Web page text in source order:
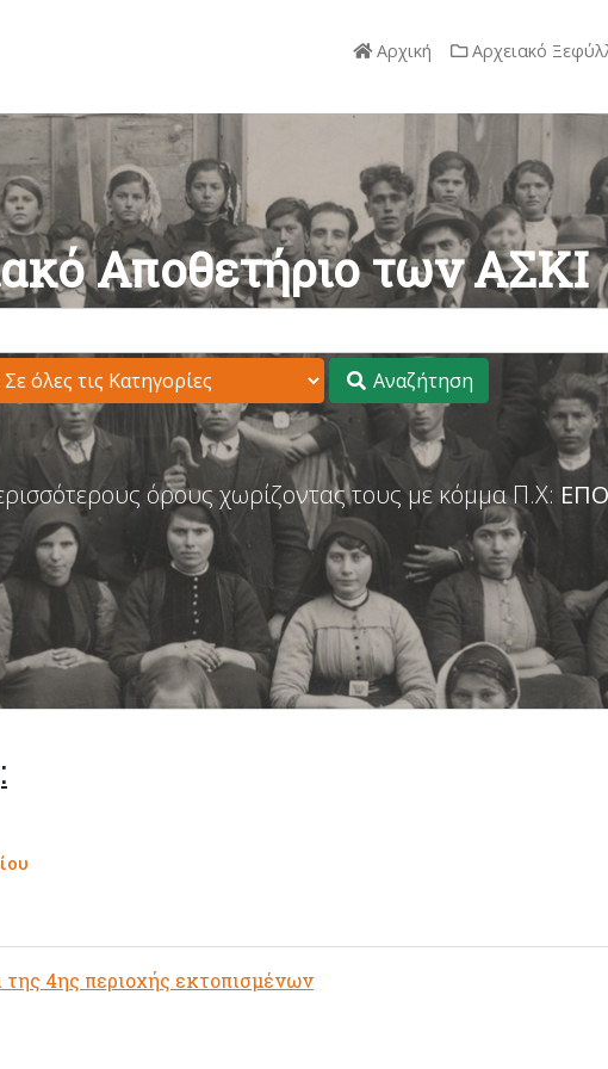
Αρχική Αρχειακό
Αποθετήριο των ΑΣΚΙ
Αναζήτηση
όρους χωρίζοντας τους με κόμμα Π.Χ:
της 4ης περιοχής εκτοπισμένων